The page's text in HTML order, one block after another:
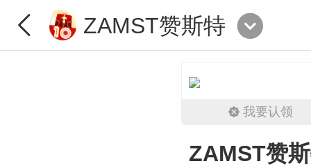
ZAMST赞斯特
我要认领
ZAMST赞